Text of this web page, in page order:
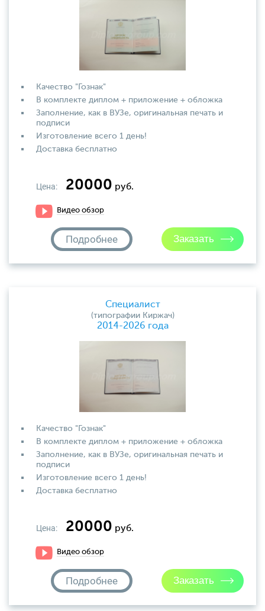
Качество "Гознак"
В комплекте диплом + приложение + обложка
Заполнение, как в ВУЗе, оригинальная печать и
подписи
Изготовление всего 1 день!
Доставка бесплатно
Цена: 20000 руб.
Видео обзор
Подробнее
Специалист
(типографии Киржач)
2014-2026 года
Качество "Гознак"
В комплекте диплом + приложение + обложка
Заполнение, как в ВУЗе, оригинальная печать и
подписи
Изготовление всего 1 день!
Доставка бесплатно
Цена: 20000 руб.
Видео обзор
Подробнее